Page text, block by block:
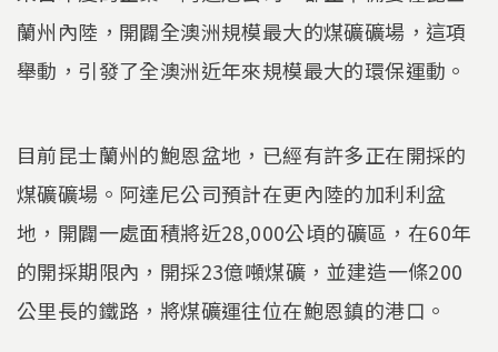
蘭州內陸，開闢全澳洲規模最大的煤礦礦場，這項
舉動，引發了全澳洲近年來規模最大的環保運動。
目前昆士蘭州的鮑恩盆地，已經有許多正在開採的
煤礦礦場。阿達尼公司預計在更內陸的加利利盆
地，開闢一處面積將近28,000公頃的礦區，在60年
的開採期限內，開採23億噸煤礦，並建造一條200
公里長的鐵路，將煤礦運往位在鮑恩鎮的港口。